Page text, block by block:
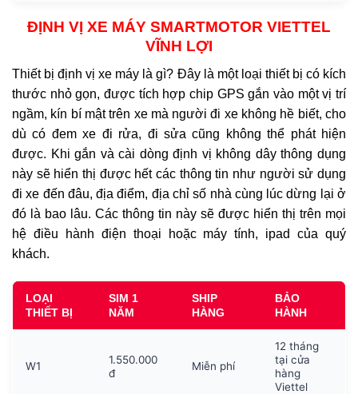
ĐỊNH VỊ XE MÁY SMARTMOTOR VIETTEL
VĨNH LỢI
Thiết bị định vị xe máy là gì? Đây là một loại thiết bị có kích
thước nhỏ gọn, được tích hợp chip GPS gắn vào một vị trí
ngầm, kín bí mật trên xe mà người đi xe không hề biết, cho
dù có đem xe đi rửa, đi sửa cũng không thể phát hiện
được. Khi gắn và cài dòng định vị không dây thông dụng
này sẽ hiển thị được hết các thông tin như người sử dụng
đi xe đến đâu, địa điểm, địa chỉ số nhà cùng lúc dừng lại ở
đó là bao lâu. Các thông tin này sẽ được hiển thị trên mọi
hệ điều hành điện thoại hoặc máy tính, ipad của quý
khách.
LOẠI
THIẾT BỊ
SIM 1
NĂM
SHIP
HÀNG
BẢO
HÀNH
W1
1.550.000
đ
Miễn phí
12 tháng
tại cửa
hàng
Viettel